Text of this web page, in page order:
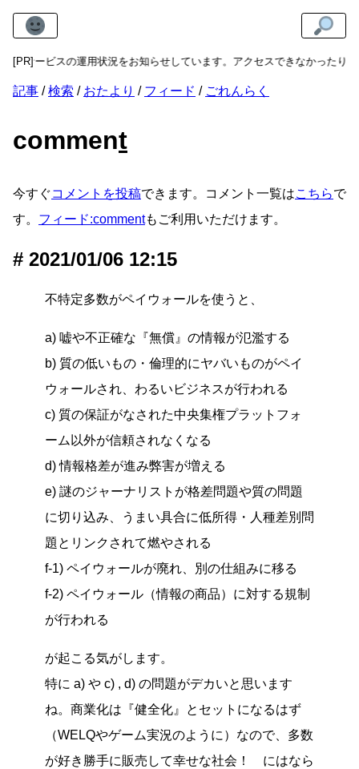
[PR]
各サービスの運用状況をお知らせしています。アクセスできなかったり動
記事 検索 おたより フィード ごれんらく
comment
今すぐコメントを投稿できます。コメント一覧はこちらで
す。 フィード:commentもご利用いただけます。
2021/01/06 12:15
不特定多数がペイウォールを使うと、
a) 嘘や不正確な『無償』の情報が氾濫する
b) 質の低いもの・倫理的にヤバいものがペイ
ウォールされ、わるいビジネスが行われる
c) 質の保証がなされた中央集権プラットフォ
ーム以外が信頼されなくなる
d) 情報格差が進み弊害が増える
e) 謎のジャーナリストが格差問題や質の問題
に切り込み、うまい具合に低所得・人種差別問
題とリンクされて燃やされる
f-1) ペイウォールが廃れ、別の仕組みに移る
f-2) ペイウォール（情報の商品）に対する規制
が行われる
が起こる気がします。
特に a) や c) , d) の問題がデカいと思います
ね。商業化は『健全化』とセットになるはず
（WELQやゲーム実況のように）なので、多数
が好き勝手に販売して幸せな社会！ にはなら